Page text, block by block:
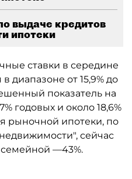
выдаче кредитов
ипотеки
ставки в середине
диапазоне от 15,9% до
показатель на
годовых и около 18,6%
рыночной ипотеки, по
сейчас
семейной —43%.